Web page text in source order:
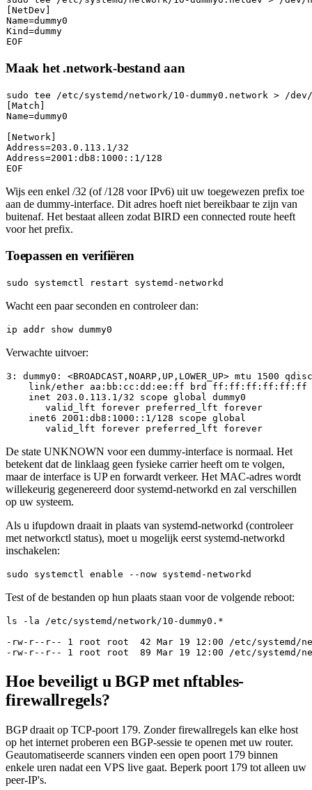
[NetDev]
Name=dummy0
Kind=dummy
Maak het .network-bestand aan
sudo tee /etc/systemd/network/10-dummy0.network > /
[Match]
Name=dummy0
[Network]
Address=203.0.113.1/32
Address=2001:db8:1000::1/128
Wijs een enkel /32 (of /128 voor IPv6) uit uw toegewezen prefix toe
aan de dummy-interface. Dit adres hoeft niet bereikbaar te zijn van
buitenaf. Het bestaat alleen zodat BIRD een connected route heeft
voor het prefix.
Toepassen en verifiëren
sudo
Wacht een paar seconden en controleer dan:
Verwachte uitvoer:
3 : dummy0: <BROADCAST,NOARP,UP,LOWER_UP> mtu 1500
    link
/ether aa:bb:cc:dd:ee:ff brd ff:ff:ff:ff:ff:ff
    inet
203.0 .113 .1/32 scope global dummy0
       valid_lft forever preferred_lft forever
    inet6
2001 :db8: 1000 :: 1/128 scope global
De state UNKNOWN voor een dummy-interface is normaal. Het
betekent dat de linklaag geen fysieke carrier heeft om te volgen,
maar de interface is UP en forwardt verkeer. Het MAC-adres wordt
willekeurig gegenereerd door systemd-networkd en zal verschillen
op uw systeem.
Als u ifupdown draait in plaats van systemd-networkd (controleer
met networkctl status), moet u mogelijk eerst systemd-networkd
inschakelen:
sudo systemctl enable
Test of de bestanden op hun plaats staan voor de volgende reboot:
ls
- rw- r-- r-- 1 root root 42 Mar 19 12 : 00 /etc/systemd /
- rw- r-- r-- 1 root root 89 Mar 19 12 : 00 /etc/systemd /
Hoe beveiligt u BGP met nftables-
firewallregels?
BGP draait op TCP-poort 179. Zonder firewallregels kan elke host
op het internet proberen een BGP-sessie te openen met uw router.
Geautomatiseerde scanners vinden een open poort 179 binnen
enkele uren nadat een VPS live gaat. Beperk poort 179 tot alleen uw
peer-IP's.